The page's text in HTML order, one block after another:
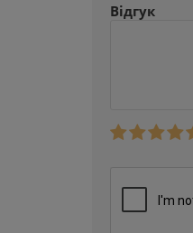
Відгук